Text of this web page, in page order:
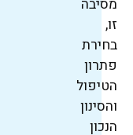
מסיבה
זו,
בחירת
פתרון
הטיפול
והסינון
הנכון